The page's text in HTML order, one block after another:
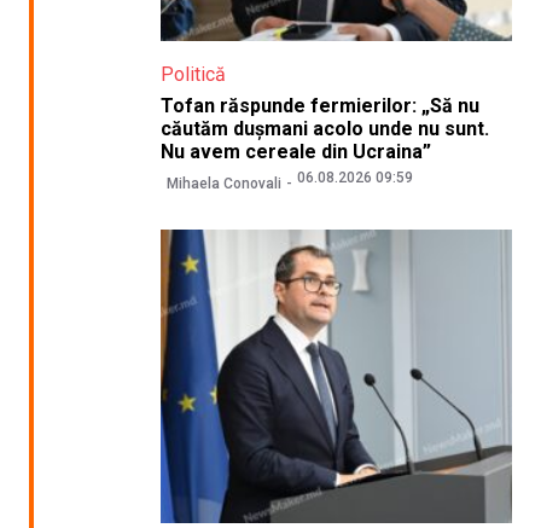
Politică
Tofan răspunde fermierilor: „Să nu
căutăm dușmani acolo unde nu sunt.
Nu avem cereale din Ucraina”
Mihaela Conovali 06.08.2026 09:59